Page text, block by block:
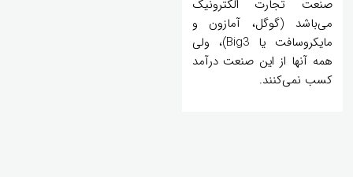
صنعت تجارت الکترونیک
می‌باشد (گوگل، آمازون و
مایکروسافت یا Big3)، ولی
همه آنها از این صنعت درآمد
کسب نمی‌کنند.